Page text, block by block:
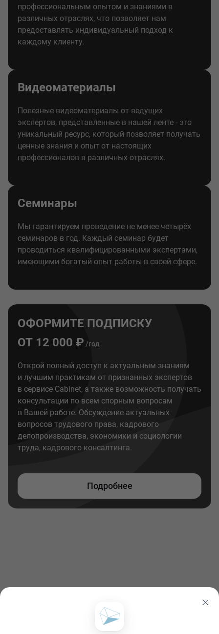
профессиональным опытом и знаниями в
различных отраслях, что позволяет нам
предоставлять индивидуальный подход к
каждому клиенту.
Видеоматериалы
Полезные видеоматериалы от ведущих
экспертов, представленные в нашей ленте - это
уникальный ресурс, который позволяет получать
ценные знания и опыт от настоящих
профессионалов в различных отраслях.
Семинары
Мы гарантируем проведение не менее четырёх
семинаров в год. Каждый семинар будет
проводиться квалифицированными экспертами,
имеющими богатый опыт работы в своей сфере.
ОФОРМИТЕ ПОДПИСКУ
ОТ 12 000 ₽ /год
Открой полный доступ к актуальным знаниям
и лучшим практикам от признанных экспертов
в сервисе Cabinet, а также возможность получать
консультации по всем спорным вопросам
в Вашей работе. Обсуждение актуальных
вопросов трудового права, кадрового
делопроизводства, экономики и социологии
труда, кадрового консалтинга.
Подробнее